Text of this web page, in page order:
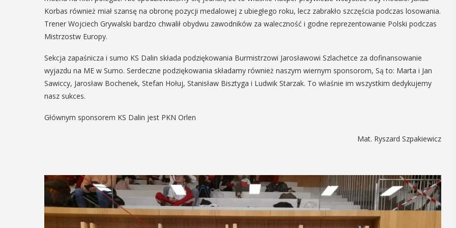
Korbas również miał szansę na obronę pozycji medalowej z ubiegłego roku, lecz zabrakło szczęścia podczas losowania.
Trener Wojciech Grywalski bardzo chwalił obydwu zawodników za waleczność i godne reprezentowanie Polski podczas
Mistrzostw Europy.
Sekcja zapaśnicza i sumo KS Dalin składa podziękowania Burmistrzowi Jarosławowi Szlachetce za dofinansowanie
wyjazdu na ME w Sumo. Serdeczne podziękowania składamy również naszym wiernym sponsorom, Są to: Marta i Jan
Sawiccy, Jarosław Bochenek, Stefan Hołuj, Stanisław Bisztyga i Ludwik Starzak. To właśnie im wszystkim dedykujemy
nasz sukces.
Głównym sponsorem KS Dalin jest PKN Orlen
Mat. Ryszard Szpakiewicz
Myślenicach odbędzie się
Turnieju Myślimira.
organizowane przez
w Myślenicach
05 MAJ
12:00
Obchody Dnia
Niepełnosprawnością
który przypada 5 maja, w Myślenicach
rozpoczną się tradycyjnie od Przejazdu
Godności. Organizatorom tego
wydarzenia, czyli myślenickie koło ...
06 MAJ
Promocja XXVII
regionalizmy –
W środę 6 maja o godz. 17 w Miejskiej
Bibliotece Publicznej w Myślenicach
odbędzie się promocja XXVII tomu
rocznika "Małopolska. Regiony -